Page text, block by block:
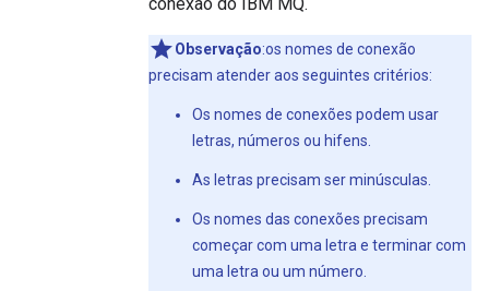
Observação:os nomes de conexão
precisam atender aos seguintes critérios:
Os nomes de conexões podem usar
letras, números ou hifens.
As letras precisam ser minúsculas.
Os nomes das conexões precisam
começar com uma letra e terminar com
uma letra ou um número.